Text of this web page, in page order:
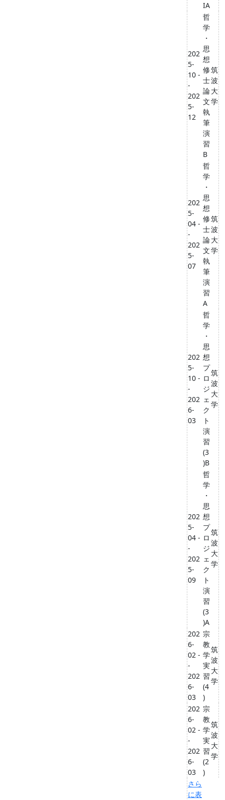
IA
202
5-
10 -
-
202
5-
12
哲
学
・
思
想
修
士
論
文
執
筆
演
習
B
筑
波
大
学
202
5-
04 -
-
202
5-
07
哲
学
・
思
想
修
士
論
文
執
筆
演
習
A
筑
波
大
学
202
5-
10 -
-
202
6-
03
哲
学
・
思
想
プ
ロ
ジ
ェ
ク
ト
演
習
(3
)B
筑
波
大
学
202
5-
04 -
-
202
5-
09
哲
学
・
思
想
プ
ロ
ジ
ェ
ク
ト
演
習
(3
)A
筑
波
大
学
202
6-
02 -
-
202
6-
03
宗
教
学
実
習
(4
)
筑
波
大
学
202
6-
02 -
-
202
6-
03
宗
教
学
実
習
(2
)
筑
波
大
学
さら
に表